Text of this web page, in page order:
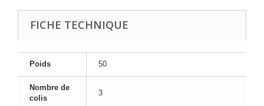
FICHE TECHNIQUE
Poids 50
Nombre de
colis
3